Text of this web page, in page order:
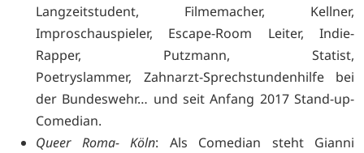
Langzeitstudent, Filmemacher, Kellner,
Improschauspieler, Escape-Room Leiter, Indie-
Rapper, Putzmann, Statist,
Poetryslammer, Zahnarzt-Sprechstundenhilfe bei
der Bundeswehr… und seit Anfang 2017 Stand-up-
Comedian.
Queer Roma- Köln: Als Comedian steht Gianni